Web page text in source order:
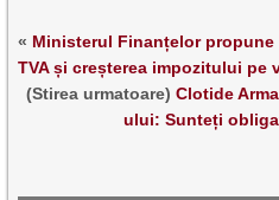
« Ministerul Finanțelor
TVA și creșterea impozitului pe
(Stirea urmatoare) Clotide
ului: Sunteți